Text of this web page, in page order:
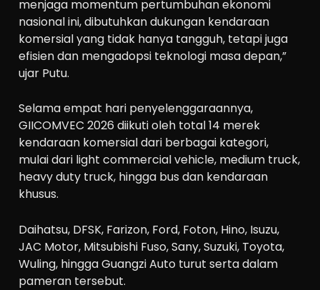
menjaga momentum pertumbuhan ekonomi
nasional ini, dibutuhkan dukungan kendaraan
komersial yang tidak hanya tangguh, tetapi juga
efisien dan mengadopsi teknologi masa depan,”
ujar Putu.
Selama empat hari penyelenggaraannya,
GIICOMVEC 2026 diikuti oleh total 14 merek
kendaraan komersial dari berbagai kategori,
mulai dari light commercial vehicle, medium truck,
heavy duty truck, hingga bus dan kendaraan
khusus.
Daihatsu, DFSK, Farizon, Ford, Foton, Hino, Isuzu,
JAC Motor, Mitsubishi Fuso, Sany, Suzuki, Toyota,
Wuling, hingga Guangzi Auto turut serta dalam
pameran tersebut.